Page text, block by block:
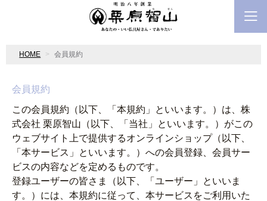
HOME 会員規約
会員規約
この会員規約（以下、「本規約」といいます。）は、株
式会社 栗原智山（以下、「当社」といいます。）がこの
ウェブサイト上で提供するオンラインショップ（以下、
「本サービス」といいます。）への会員登録、会員サー
ビスの内容などを定めるものです。
登録ユーザーの皆さま（以下、「ユーザー」といいま
す。）には、本規約に従って、本サービスをご利用いた